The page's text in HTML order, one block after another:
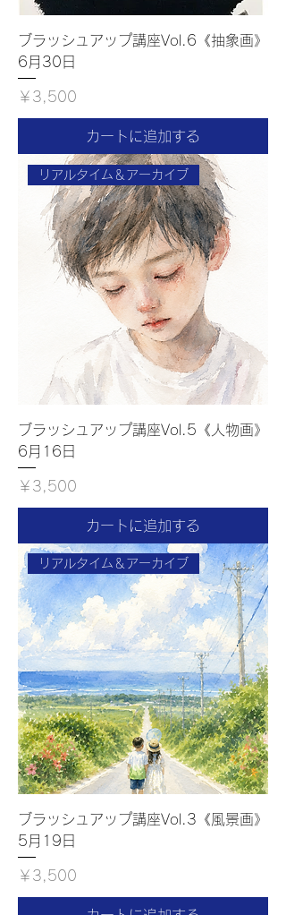
ブラッシュアップ講座Vol.6《抽象画》
6月30日
価格
￥3,500
カートに追加する
リアルタイム＆アーカイブ
ブラッシュアップ講座Vol.5《人物画》
6月16日
価格
￥3,500
カートに追加する
リアルタイム＆アーカイブ
ブラッシュアップ講座Vol.3《風景画》
5月19日
価格
￥3,500